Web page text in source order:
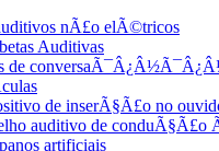
nÃ£o elÃ©tricos
Auditivas
de
de inserÃ§Ã£o no
auditivo de conduÃ§Ã£o
artificiais